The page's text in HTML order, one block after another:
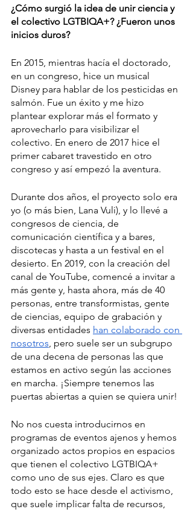
¿Cómo surgió la idea de unir ciencia y
el colectivo LGTBIQA+? ¿Fueron unos
inicios duros?
En 2015, mientras hacía el doctorado,
en un congreso, hice un musical
Disney para hablar de los pesticidas en
salmón. Fue un éxito y me hizo
plantear explorar más el formato y
aprovecharlo para visibilizar el
colectivo. En enero de 2017 hice el
primer cabaret travestido en otro
congreso y así empezó la aventura.
Durante dos años, el proyecto solo era
yo (o más bien, Lana Vuli), y lo llevé a
congresos de ciencia, de
comunicación científica y a bares,
discotecas y hasta a un festival en el
desierto. En 2019, con la creación del
canal de YouTube, comencé a invitar a
más gente y, hasta ahora, más de 40
personas, entre transformistas, gente
de ciencias, equipo de grabación y
diversas entidades han colaborado con
nosotros, pero suele ser un subgrupo
de una decena de personas las que
estamos en activo según las acciones
en marcha. ¡Siempre tenemos las
puertas abiertas a quien se quiera unir!
No nos cuesta introducirnos en
programas de eventos ajenos y hemos
organizado actos propios en espacios
que tienen el colectivo LGTBIQA+
como uno de sus ejes. Claro es que
todo esto se hace desde el activismo,
que suele implicar falta de recursos,